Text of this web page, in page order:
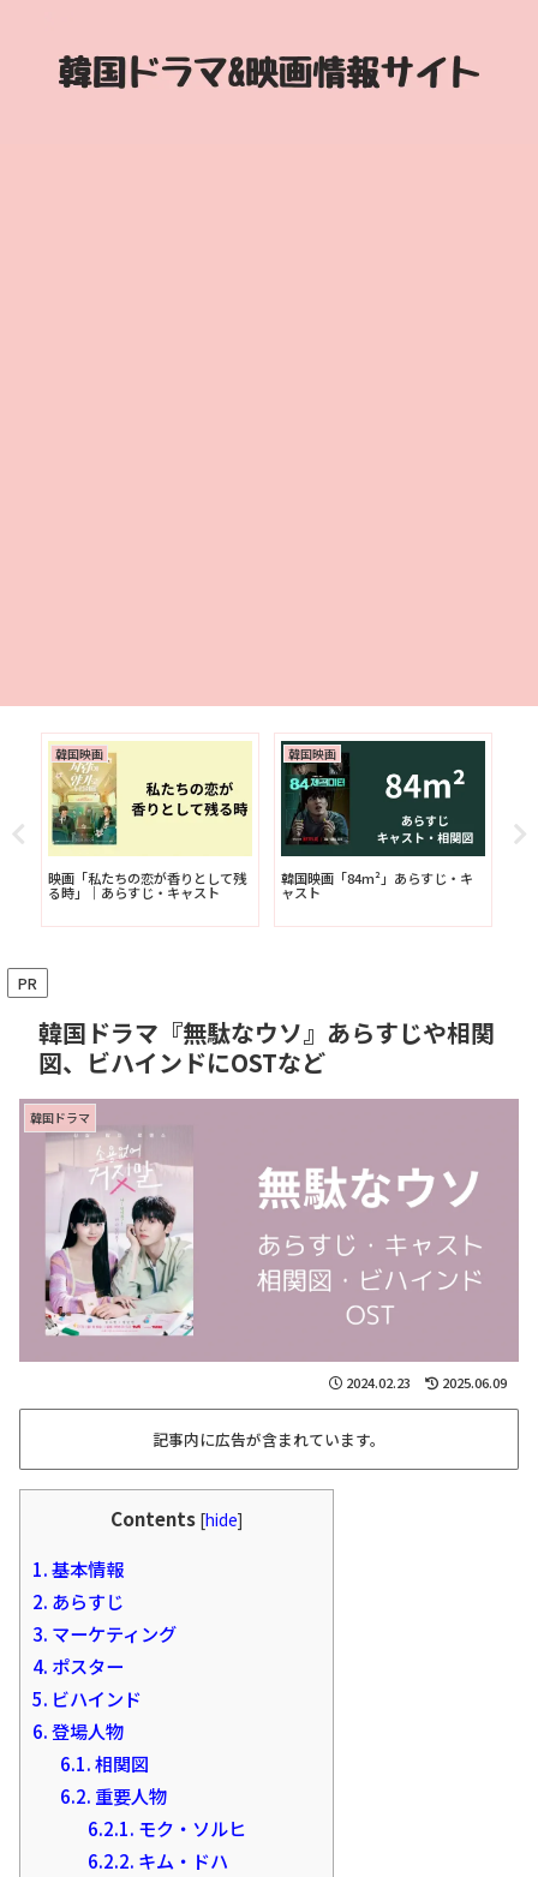
韓国映画
映画「私たちの恋が香りとして残
る時」｜あらすじ・キャスト
韓国映画
韓国映画「84m²」あらすじ・キ
ャスト
PR
韓国ドラマ『無駄なウソ』あらすじや相関
図、ビハインドにOSTなど
韓国ドラマ
2024.02.23 2025.06.09
記事内に広告が含まれています。
Contents [hide]
1.基本情報
2. あらすじ
3. マーケティング
4. ポスター
5. ビハインド
6.登場人物
6.1.相関図
6.2. 重要人物
6.2.1. モク・ソルヒ
6.2.2. キム・ドハ